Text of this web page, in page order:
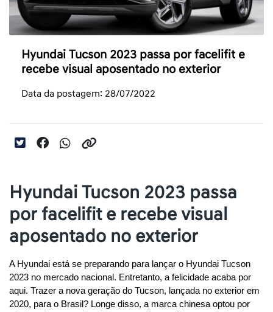
Hyundai Tucson 2023 passa por facelifit e
recebe visual aposentado no exterior
Data da postagem: 28/07/2022
Hyundai Tucson 2023 passa
por facelifit e recebe visual
aposentado no exterior
A Hyundai está se preparando para lançar o Hyundai Tucson
2023 no mercado nacional. Entretanto, a felicidade acaba por
aqui. Trazer a nova geração do Tucson, lançada no exterior em
2020, para o Brasil? Longe disso, a marca chinesa optou por